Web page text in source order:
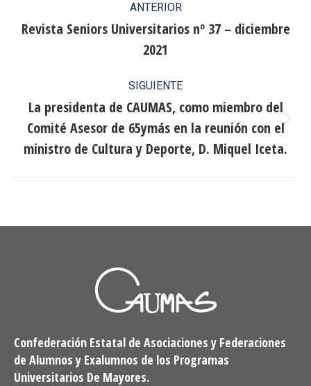
entre
ANTERIOR
Publicación
anterior:
Revista Seniors Universitarios nº 37 – diciembre
2021
SIGUIENTE
Publicación
siguiente:
La presidenta de CAUMAS, como miembro del
Comité Asesor de 65ymás en la reunión con el
ministro de Cultura y Deporte, D. Miquel Iceta.
Confederación Estatal de Asociaciones y Federaciones
de Alumnos y Exalumnos de los Programas
Universitarios De Mayores.